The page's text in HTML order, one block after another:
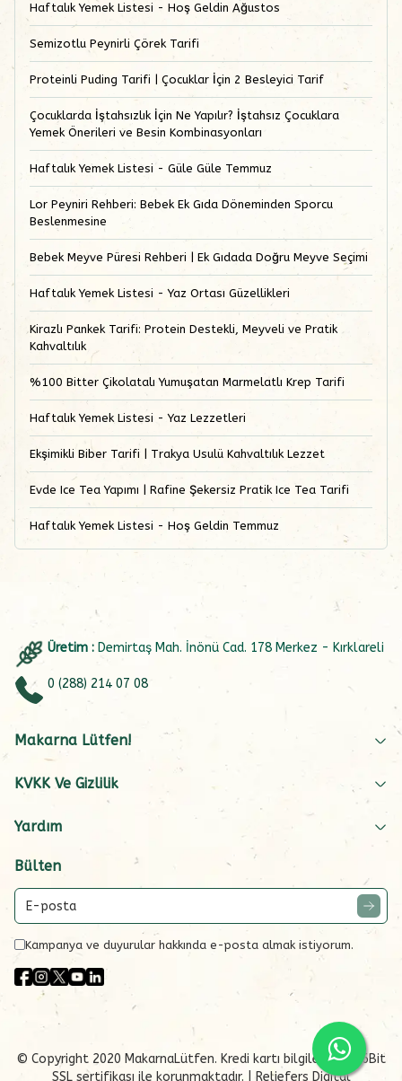
Haftalık Yemek Listesi - Hoş Geldin Ağustos
Semizotlu Peynirli Çörek Tarifi
Proteinli Puding Tarifi | Çocuklar İçin 2 Besleyici Tarif
Çocuklarda İştahsızlık İçin Ne Yapılır? İştahsız Çocuklara
Yemek Önerileri ve Besin Kombinasyonları
Haftalık Yemek Listesi - Güle Güle Temmuz
Lor Peyniri Rehberi: Bebek Ek Gıda Döneminden Sporcu
Beslenmesine
Bebek Meyve Püresi Rehberi | Ek Gıdada Doğru Meyve Seçimi
Haftalık Yemek Listesi - Yaz Ortası Güzellikleri
Kirazlı Pankek Tarifi: Protein Destekli, Meyveli ve Pratik
Kahvaltılık
%100 Bitter Çikolatalı Yumuşatan Marmelatlı Krep Tarifi
Haftalık Yemek Listesi - Yaz Lezzetleri
Ekşimikli Biber Tarifi | Trakya Usulü Kahvaltılık Lezzet
Evde Ice Tea Yapımı | Rafine Şekersiz Pratik Ice Tea Tarifi
Haftalık Yemek Listesi - Hoş Geldin Temmuz
Üretim : Demirtaş Mah. İnönü Cad. 178 Merkez - Kırklareli
0 (288) 214 07 08
Makarna Lütfen!
KVKK Ve Gizlilik
Yardım
Bülten
Kampanya ve duyurular hakkında e-posta almak istiyorum.
© Copyright 2020 MakarnaLütfen. Kredi kartı bilgileriniz 256Bit
SSL sertifikası ile korunmaktadır. | Reliefers Digital